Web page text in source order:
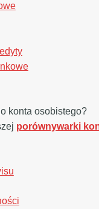
konta osobistego?
porównywarki